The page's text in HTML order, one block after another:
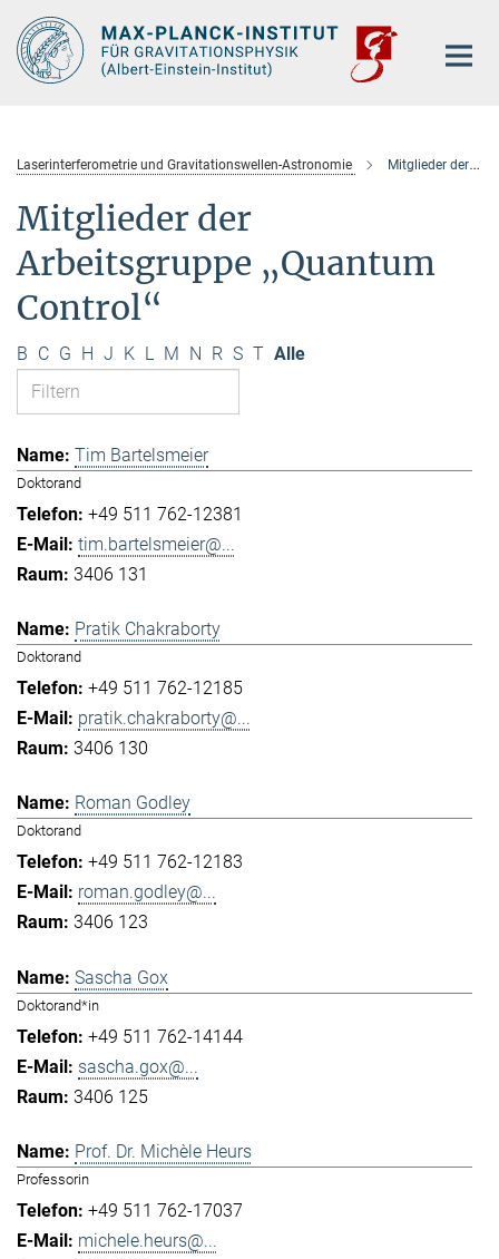
Hauptinhalt
Laserinterferometrie und Gravitationswellen-Astronomie Mitglieder der Arbeitsgruppe „Quantum Control“
Mitglieder der
Arbeitsgruppe „Quantum
Control“
B C G H J K L M N R S T Alle
Tim Bartelsmeier
Doktorand
+49 511 762-12381
tim.bartelsmeier@...
3406 131
Pratik Chakraborty
Doktorand
+49 511 762-12185
pratik.chakraborty@...
3406 130
Roman Godley
Doktorand
+49 511 762-12183
roman.godley@...
3406 123
Sascha Gox
Doktorand*in
+49 511 762-14144
sascha.gox@...
3406 125
Prof. Dr. Michèle Heurs
Professorin
+49 511 762-17037
michele.heurs@...